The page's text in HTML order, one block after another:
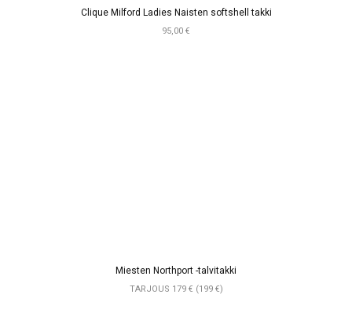
Clique Milford Ladies Naisten softshell takki
95,00 €
Miesten Northport -talvitakki
TARJOUS 179 € (199 €)